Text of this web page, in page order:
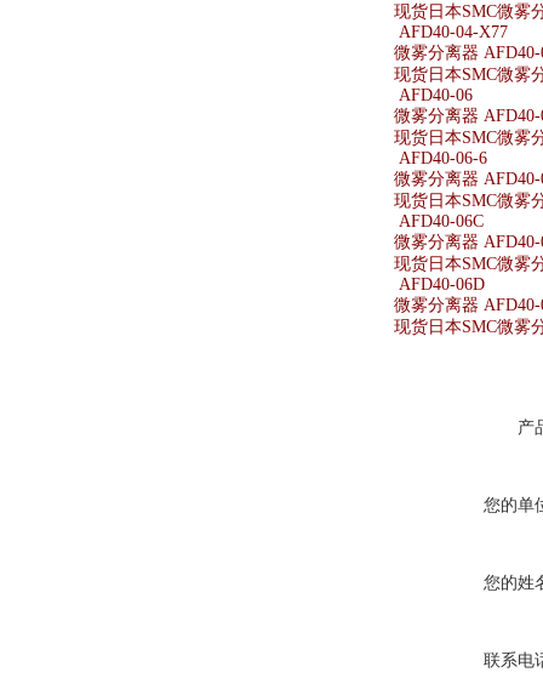
现货日本SMC微雾
AFD40-04-X77
微雾分离器 AFD40-
现货日本SMC微雾
AFD40-06
微雾分离器 AFD40-
现货日本SMC微雾
AFD40-06-6
微雾分离器 AFD40-
现货日本SMC微雾
AFD40-06C
微雾分离器 AFD40-
现货日本SMC微雾
AFD40-06D
微雾分离器 AFD40-
现货日本SMC微雾
产
您的单
您的姓
联系电